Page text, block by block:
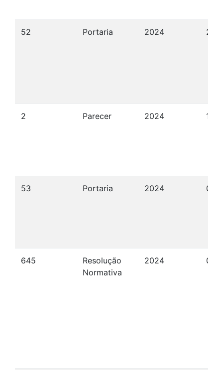
52 Portaria 2024 27/
2 Parecer 2024 19/
53 Portaria 2024 02/
645
Resolução
Normativa
2024 04/